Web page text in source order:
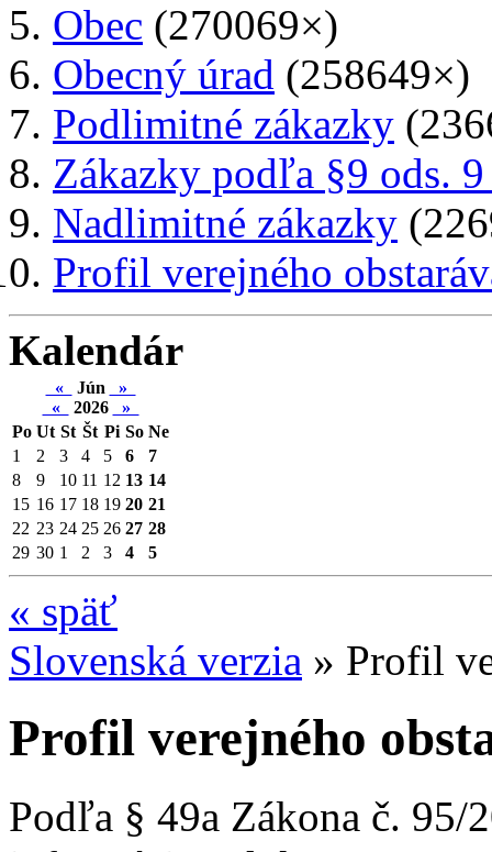
Obec (270069×)
Obecný úrad (258649×)
Podlimitné zákazky
Zákazky podľa §9 ods.
Nadlimitné zákazky
Profil verejného
Kalendár
« Jún
»
«
2026
»
Po Ut St Št Pi So Ne
1
2 3 4 5 6
7
8
9 10 11 12 13 14
15 16 17 18 19 20 21
22 23 24 25 26 27 28
29 30 1 2 3 4 5
« späť
Slovenská verzia » Profil
Profil verejného
Podľa § 49a Zákona č. 95/